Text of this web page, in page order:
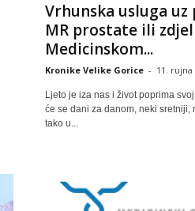
Vrhunska usluga uz
MR prostate ili
Medicinskom...
Kronike Velike Gorice - 11. rujna
Ljeto je iza nas i život poprima
će se dani za danom, neki sretniji,
tako u...